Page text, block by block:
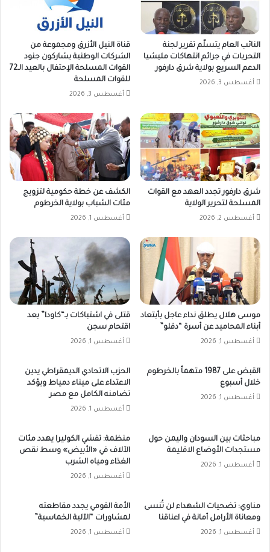
النائب العام يتسلّم تقرير لجنة
التحريات في جرائم انتهاكات مليشيا
الدعم السريع بولاية شرق دارفور
أغسطس 3, 2026
قناة النيل الأزرق ومجموعة من
الشركات الوطنية يشاركون جنود
القوات المسلحة الإحتفال بالعيد الـ72
للقوات المسلحة
أغسطس 3, 2026
شرق دارفور تجدد العهد مع القوات
المسلحة لتحرير الولاية
أغسطس 2, 2026
الكشف عن خطة حكومية لتزويج
مئات الشباب بولاية الخرطوم
أغسطس 1, 2026
موسى هلال يطلق نداء عاجل بأبتعاد
أبناء المحاميد عن أسرة “دقلو”
أغسطس 1, 2026
قتلى في اشتباكات بـ“كاودا” بعد
اقتحام سجن
أغسطس 1, 2026
القبض على 1987 متهماً بالخرطوم
خلال أسبوع
أغسطس 1, 2026
الحزب الاتحادي الديمقراطي يدين
الاعتداء على ميناء دمياط ويؤكد
تضامنه الكامل مع مصر
أغسطس 1, 2026
مباحثات بين السودان واليمن حول
مستجدات الأوضاع الاقليمة
أغسطس 1, 2026
منظمة: تفشي الكوليرا يهدد مئات
الآلاف في «الأبيض» وسط نقص
الغذاء ومياه الشرب
أغسطس 1, 2026
مناوي: تضحيات الشهداء لن تُنسى
ومعاناة الأرامل أمانة في اعناقنا
أغسطس 1, 2026
الأمة القومي يجدد مقاطعته
لمشاورات “الآلية الخماسية”
أغسطس 1, 2026